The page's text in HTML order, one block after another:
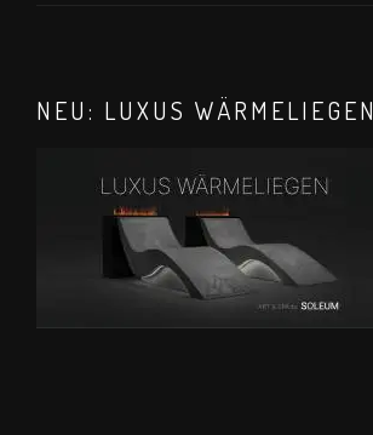
NEU: LUXUS WÄRMELIEGEN